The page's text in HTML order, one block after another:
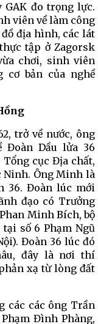
GAK đo trọng lực.
viên về làm công
địa hình, các lát
tập ở Zagorsk
chơi, sinh viên
cơ bản của nghề
trở về nước, ông
Đoàn Dầu lửa 36
Tổng cục Địa chất,
Ninh. Ông Minh là
36. Đoàn lúc mới
đạo có Trưởng
Minh Bích, bộ
số 6 Phạm Ngũ
Đoàn 36 lúc đó
đây là nơi thí
xạ từ lòng đất
các các ông Trần
Đình Phàng,